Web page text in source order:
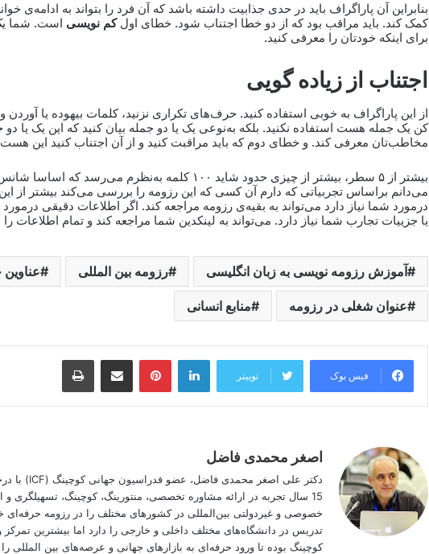
بنابراین آن پاراگراف باید در حدی جذابیت داشته باشد که آن فرد را بتواند به
کمک کند. باید مراقب بود که از دو خطا اجتناب شود. خطای اولکم نویسی
برای اینکه خودتان را معرفی کنید.
اجتناب از زیاده گویی
از این پاراگراف به خوبی استفاده کنید. حرف‌های تکراری نزنید، کلمات بیهوده یا
کن یک جمله هست استفاده نکنید. بلکه به‌نوعی یک یا دو جمله بیان کنید که این یک یا دو
مخاطب‌تان معرفی کند. و خطای دوم که باید مراقبت کنید و از آن اجتناب کنید این
بیشتر از ۵ سطر، بیشتر از چیزی حدود شاید ۱۰۰ کلمه به‌نظرم
می‌دانم براساس تجربیاتی که دارم آن کسی که این رزومه را بررسی می‌کند بیشتر از
درمورد شما نیاز دارد می‌تواند به بقیه‌ی رزومه مراجعه کند. اگر اطلاعات دقیقی
یا جزییات تجارب شما نیاز دارد. می‌تواند به لینکدین شما مراجعه کند و تمام اطلاعات
آموزش رزومه نویسی به زبان انگلیسی رزومه بین المللی
عنوان شغلی در رزومه منابع انسانی
فیس بوک توییتر
لینکدین ‫پین‌ترستاشتراک گذاری از طریق ایمیل چاپ
اصغر محمدی فاضل
دکتر علی اصغر محمدی فاضل، عضو فدراسیون جهانی کوچینگ (ICF
15 سال تجربه در ارائه مشاوره تخصصی، منتورینگ، کوچینگ،
خصوصی و غیردولتی بین‌المللی در کشورهای مختلف را در رزومه حرفه‌ای
تدریس در دانشگاه‌های مختلف داخلی و خارجی را دارد اما بیشترین
کوچینگ بوده تا ورود حرفه‌ای به بازارهای جهانی و عرصه‌های بین المللی